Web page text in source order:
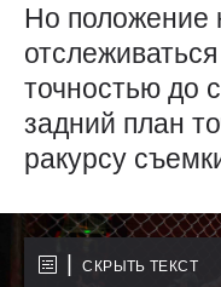
Но положение
точностью до
задний план
ракурсу
СКРЫТЬ ТЕКСТ